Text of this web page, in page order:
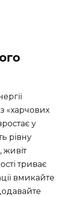
«харчових
у
рівну
живіт
триває
вмикайте